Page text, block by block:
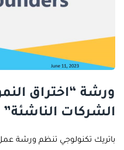
ورشة “اختراق
الشركات الناشئة”
باتريك تكنولوجي تنظم ورشة